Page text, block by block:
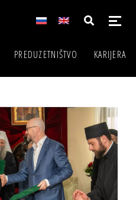
PREDUZETNIŠTVO KARIJERA